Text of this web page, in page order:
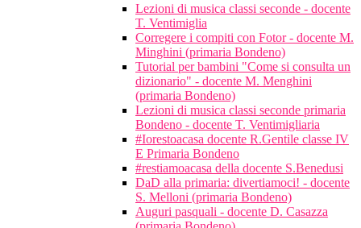
Lezioni di musica classi seconde - docente
T. Ventimiglia
Corregere i compiti con Fotor - docente M.
Minghini (primaria Bondeno)
Tutorial per bambini "Come si consulta un
dizionario" - docente M. Menghini
(primaria Bondeno)
Lezioni di musica classi seconde primaria
Bondeno - docente T. Ventimigliaria
#Iorestoacasa docente R.Gentile classe IV
E Primaria Bondeno
#restiamoacasa della docente S.Benedusi
DaD alla primaria: divertiamoci! - docente
S. Melloni (primaria Bondeno)
Auguri pasquali - docente D. Casazza